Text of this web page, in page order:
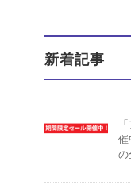
新着記事
催
の